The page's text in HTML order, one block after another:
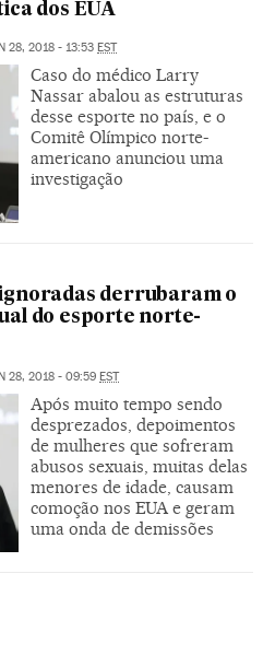
dos EUA
28, 2018 - 13:53 EST
Caso do médico Larry
Nassar abalou as estruturas
desse esporte no país, e o
Comitê Olímpico norte-
americano anunciou uma
investigação
derrubaram o
do esporte norte-
28, 2018 - 09:59 EST
Após muito tempo sendo
desprezados, depoimentos
de mulheres que sofreram
abusos sexuais, muitas delas
menores de idade, causam
comoção nos EUA e geram
uma onda de demissões